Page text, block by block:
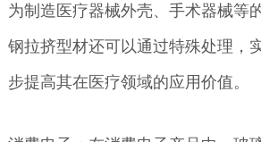
为制造医疗器械外壳、手术器械等
钢拉挤型材还可以通过特殊处理，
步提高其在医疗领域的应用价值。